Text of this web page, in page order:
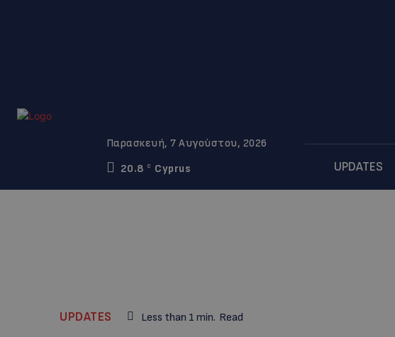
Παρασκευή, 7 Αυγούστου, 2026
20.8
C Cyprus UPDATES
UPDATES Less than 1 min. Read